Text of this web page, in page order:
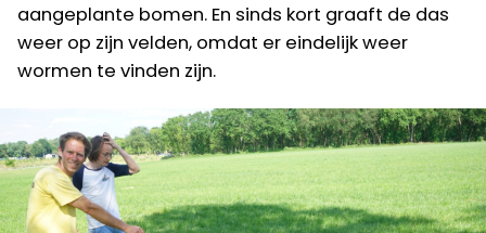
aangeplante bomen. En sinds kort graaft de das
weer op zijn velden, omdat er eindelijk weer
wormen te vinden zijn.